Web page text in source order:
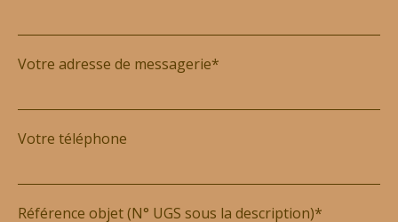
Votre adresse de messagerie*
Votre téléphone
Référence objet (N° UGS sous la description)*